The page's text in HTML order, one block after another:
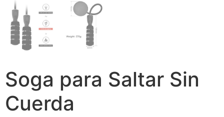
Soga para Saltar Sin
Cuerda